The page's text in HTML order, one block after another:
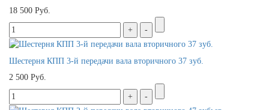
18 500 Руб.
Шестерня КПП 3-й передачи вала вторичного 37 зуб.
2 500 Руб.